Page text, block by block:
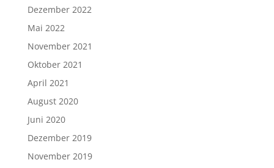
Dezember 2022
Mai 2022
November 2021
Oktober 2021
April 2021
August 2020
Juni 2020
Dezember 2019
November 2019